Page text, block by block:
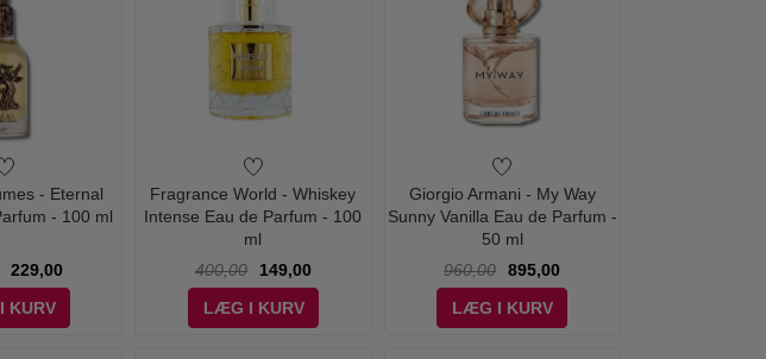
- Eternal
- 100 ml
229,00
KURV
Fragrance World - Whiskey
Intense Eau de Parfum - 100
ml
400,00
149,00
LÆG I KURV
Giorgio Armani - My Way
Sunny Vanilla Eau de Parfum -
50 ml
960,00
895,00
LÆG I KURV